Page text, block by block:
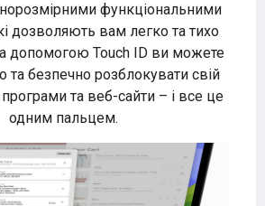
функціональними
дозволяють вам легко та тихо
допомогою Touch ID ви можете
та безпечно розблокувати свій
програми та веб-сайти – і все це
одним пальцем.